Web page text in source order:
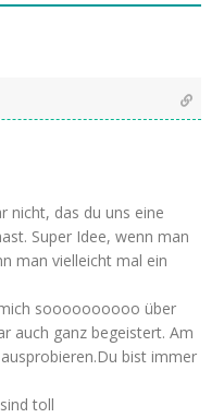
nicht, das du uns eine
Super Idee, wenn man
man vielleicht mal ein
mich soooooooooo über
auch ganz begeistert. Am
bist immer
toll